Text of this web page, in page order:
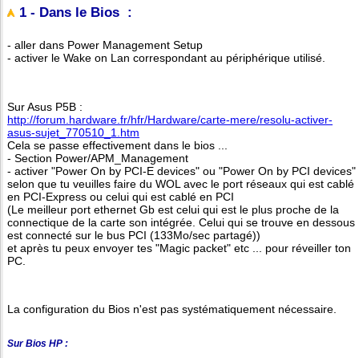
1 - Dans le Bios :
- aller dans Power Management Setup
- activer le Wake on Lan correspondant au périphérique utilisé.
Sur Asus P5B :
http://forum.hardware.fr/hfr/Hardware/carte-mere/resolu-activer-
asus-sujet_770510_1.htm
Cela se passe effectivement dans le bios ...
- Section Power/APM_Management
- activer "Power On by PCI-E devices" ou "Power On by PCI devices"
selon que tu veuilles faire du WOL avec le port réseaux qui est cablé
en PCI-Express ou celui qui est cablé en PCI
(Le meilleur port ethernet Gb est celui qui est le plus proche de la
connectique de la carte son intégrée. Celui qui se trouve en dessous
est connecté sur le bus PCI (133Mo/sec partagé))
et après tu peux envoyer tes "Magic packet" etc ... pour réveiller ton
PC.
La configuration du Bios n'est pas systématiquement nécessaire.
Sur Bios HP :